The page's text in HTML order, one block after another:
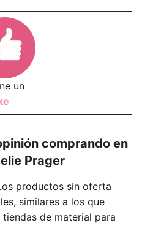
un
comprando en
Prager
productos sin oferta
similares a los que
de material para